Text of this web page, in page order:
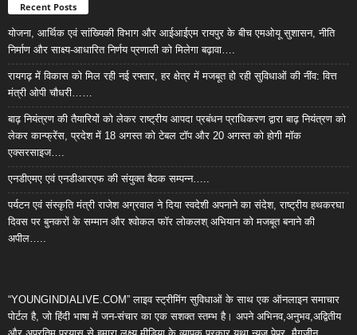
Recent Posts
योजना, आर्थिक एवं सांख्यिकी विभाग और आईआईएम रायपुर के बीच एमओयू सुशासन, नीति
निर्माण और साक्ष्य-आधारित निर्णय प्रणाली को मिलेगा बढ़ावा….
रायगढ़ में विकास को मिल रही नई रफ्तार, हर क्षेत्र में मजबूत हो रही सुविधाओं की नींव: वित्त
मंत्री ओपी चौधरी……
बाढ़ नियंत्रण की तैयारियों को लेकर राष्ट्रीय आपदा प्रबंधन प्राधिकरण द्वारा बाढ़ नियंत्रण को
लेकर कान्फ्रेंस, प्रदेश में 18 अगस्त को टेबल टॉप और 20 अगस्त को होगी मॉक
एक्सरसाइज….
एनडीएमए एवं एनडीआरएफ की संयुक्त बैठक सम्पन्न…..
पर्यटन एवं संस्कृति मंत्री राजेश अग्रवाल ने दिया स्वदेशी अपनाने का संदेश, राष्ट्रीय हथकरघा
दिवस पर बुनकरों के सम्मान और श्वोकल फॉर लोकलश् अभियान को मजबूत बनाने की
अपील…..
“YOUNGINDIALIVE.COM” लाइव स्ट्रीमिंग सुविधाओं के साथ एक ऑनलाइन समाचार
पोर्टल है, जो हिंदी भाषा में जन-संचार का एक सशक्त स्तम्भ है। अपने अभिनव,अनुभव,अद्वितीय